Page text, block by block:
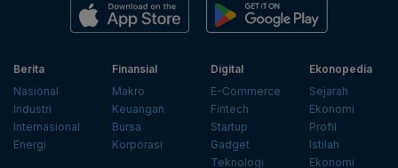
Berita
Nasional
Industri
Internasional
Energi
Finansial
Makro
Keuangan
Bursa
Korporasi
Digital
E-Commerce
Fintech
Startup
Gadget
Teknologi
Ekonopedia
Sejarah
Ekonomi
Profil
Istilah
Ekonomi